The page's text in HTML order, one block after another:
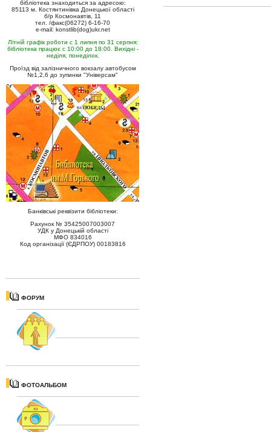
бібліотека знаходиться за адресою:
85113 м. Костянтинівка Донецької області
б/р Космонавтів, 11
тел. /факс(06272) 6-16-70
e-mail: konstlib(dog)ukr.net
Літній графік роботи с 1 липня по 31 серпня:
бібліотека працює с 10:00 до 18:00. Вихідні -
неділя, понеділок.
Проїзд від залізничного вокзалу автобусом
№1,2,6 до зупинки "Універсам"
Банківські реквізити бібліотеки:
Рахунок № 35425007003007
УДК у Донецькій області
МФО 834016
Код організації (ЄДРПОУ) 00183816
ФОРУМ
ФОТОАЛЬБОМ